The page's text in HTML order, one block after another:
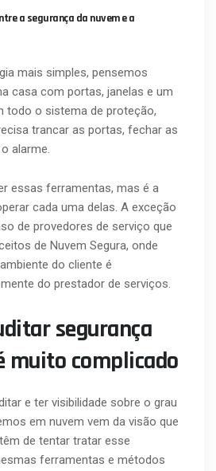
a segurança da nuvem e a
mais simples, pensemos
casa com portas, janelas e um
todo o sistema de proteção,
trancar as portas, fechar as
alarme.
essas ferramentas, mas é a
cada uma delas. A exceção
de provedores de serviço que
de Nuvem Segura, onde
do cliente é
do prestador de serviços.
segurança
muito complicado
e ter visibilidade sobre o grau
em nuvem vem da visão que
de tentar tratar esse
ferramentas e métodos